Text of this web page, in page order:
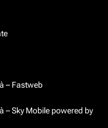
– Fastweb
– Sky Mobile powered by